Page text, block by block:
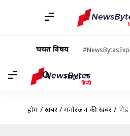
चर्चित विषय
Hindi
होम / खबरें / मनोरंजन की खबरें / 'मेड